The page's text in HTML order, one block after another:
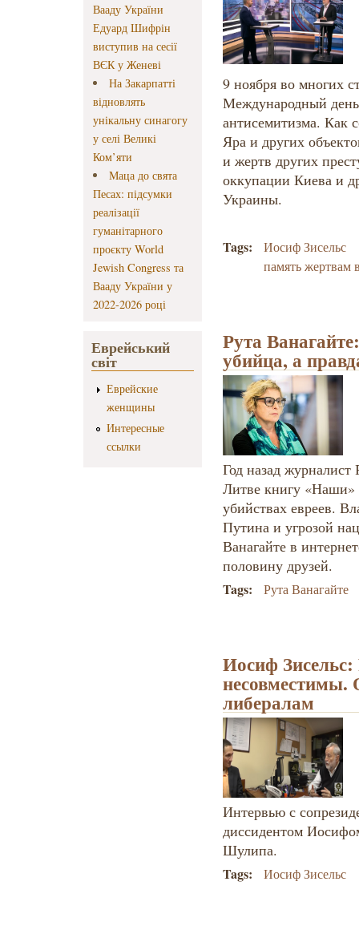
Вааду України
Едуард Шифрін
виступив на сесії
ВЄК у Женеві
На Закарпатті
відновлять
унікальну синагогу
у селі Великі
Ком’яти
Маца до свята
Песах: підсумки
реалізації
гуманітарного
проєкту World
Jewish Congress та
Вааду України у
2022-2026 році
Еврейський
світ
Еврейские
женщины
Интересные
ссылки
9 ноября во многих
Международный
антисемитизма. Как
Яра и других
и жертв других
оккупации Киева и
Украины.
Tags:
Иосиф Зисельс
память жертвам
Рута
убийца, а
Год назад журналист
Литве книгу «Наши»
убийствах евреев.
Путина и угрозой
Ванагайте в
половину друзей.
Tags: Рута Ванагайте
Иосиф Зисельс:
несовместимы.
либералам
Интервью с
диссидентом
Шулипа.
Tags: Иосиф Зисельс